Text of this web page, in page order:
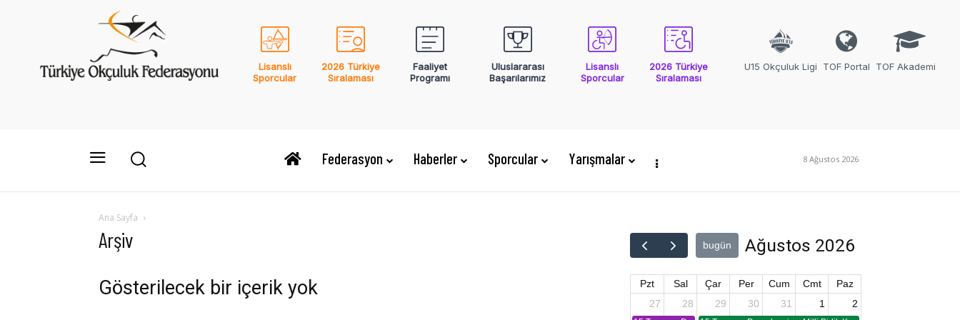
Lisanslı
Sporcular
2026 Türkiye
Sıralaması
Faaliyet
Programı
Uluslararası
Başarılarımız
Lisanslı
Sporcular
2026 Türkiye
Sıralaması
U15 Okçuluk Ligi TOF Portal TOF Akademi
Federasyon Haberler Sporcular Yarışmalar 8 Ağustos 2026
Ana Sayfa
Arşiv
Gösterilecek bir içerik yok
bugün Ağustos 2026
Pzt Sal Çar Per Cum Cmt
Paz
27
28 29 30 31 1 2